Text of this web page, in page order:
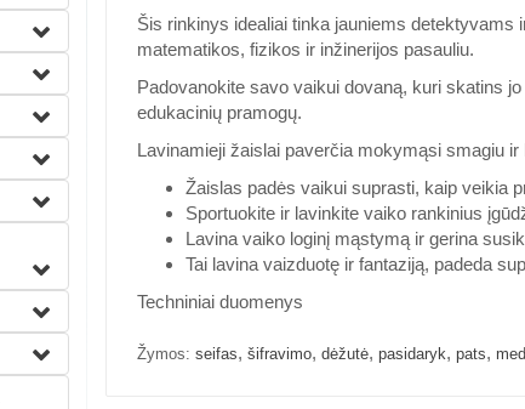
Šis rinkinys idealiai tinka jauniems
matematikos, fizikos ir inžinerijos pasauliu.
Padovanokite savo vaikui dovaną, kuri skatins
edukacinių pramogų.
Lavinamieji žaislai paverčia mokymąsi smagiu
Žaislas padės vaikui suprasti, kaip veikia
Sportuokite ir lavinkite vaiko rankinius
Lavina vaiko loginį mąstymą ir gerina
Tai lavina vaizduotę ir fantaziją, padeda
Techniniai duomenys
Žymos: seifas, šifravimo, dėžutė, pasidaryk, pats,